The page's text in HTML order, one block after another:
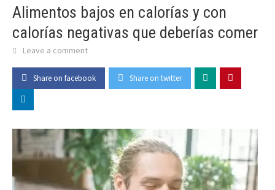
Alimentos bajos en calorías y con
calorías negativas que deberías comer
Leave a comment
Share on facebook Share on twitter